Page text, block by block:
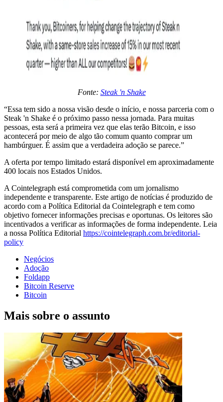
Fonte: Steak 'n Shake
“Essa tem sido a nossa visão desde o início, e nossa parceria com o
Steak 'n Shake é o próximo passo nessa jornada. Para muitas
pessoas, esta será a primeira vez que elas terão Bitcoin, e isso
acontecerá por meio de algo tão comum quanto comprar um
hambúrguer. É assim que a verdadeira adoção se parece.”
A oferta por tempo limitado estará disponível em aproximadamente
400 locais nos Estados Unidos.
A Cointelegraph está comprometida com um jornalismo
independente e transparente. Este artigo de notícias é produzido de
acordo com a Política Editorial da Cointelegraph e tem como
objetivo fornecer informações precisas e oportunas. Os leitores são
incentivados a verificar as informações de forma independente. Leia
a nossa Política Editorial https://cointelegraph.com.br/editorial-
policy
Negócios
Adoção
Foldapp
Bitcoin Reserve
Bitcoin
Mais sobre o assunto